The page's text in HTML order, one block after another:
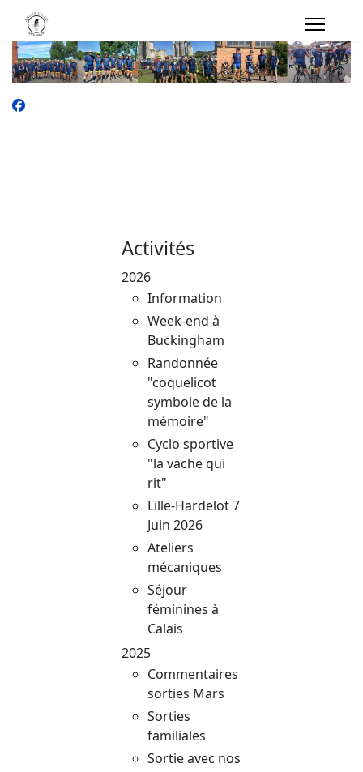
Activités
2026
Information
Week-end à
Buckingham
Randonnée
"coquelicot
symbole de la
mémoire"
Cyclo sportive
"la vache qui
rit"
Lille-Hardelot 7
Juin 2026
Ateliers
mécaniques
Séjour
féminines à
Calais
2025
Commentaires
sorties Mars
Sorties
familiales
Sortie avec nos